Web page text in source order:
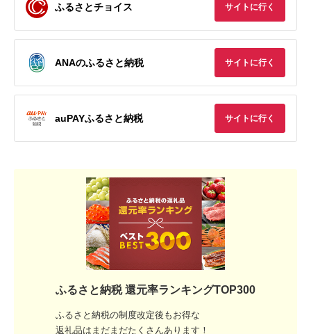
ふるさとチョイス サイトに行く
ANAのふるさと納税 サイトに行く
auPAYふるさと納税 サイトに行く
ふるさと納税 還元率ランキングTOP300
ふるさと納税の制度改定後もお得な
返礼品はまだまだたくさんあります！